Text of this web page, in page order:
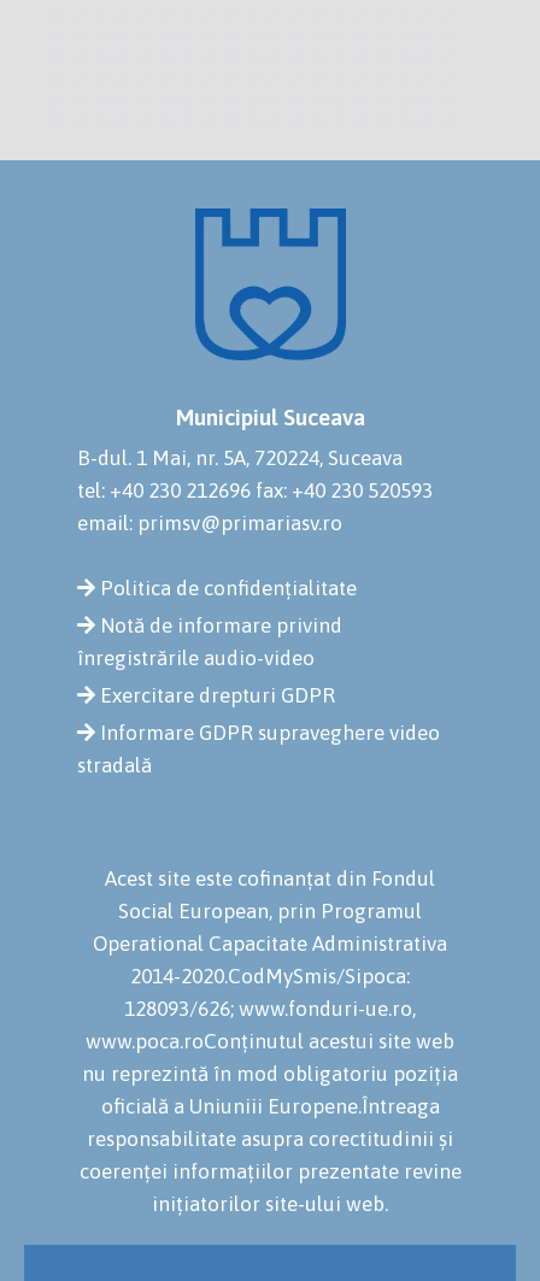
Municipiul Suceava
B-dul. 1 Mai, nr. 5A, 720224, Suceava
tel: +40 230 212696 fax: +40 230 520593
email: primsv@primariasv.ro
Politica de confidențialitate
Notă de informare privind
înregistrările audio-video
Exercitare drepturi GDPR
Informare GDPR supraveghere video
stradală
Acest site este cofinanțat din Fondul
Social European, prin Programul
Operational Capacitate Administrativa
2014-2020.CodMySmis/Sipoca:
128093/626; www.fonduri-ue.ro,
www.poca.roConținutul acestui site web
nu reprezintă în mod obligatoriu poziția
oficială a Uniuniii Europene.Întreaga
responsabilitate asupra corectitudinii și
coerenței informațiilor prezentate revine
inițiatorilor site-ului web.